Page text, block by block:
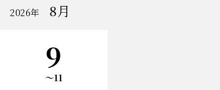
2026年
8月
9
〜11